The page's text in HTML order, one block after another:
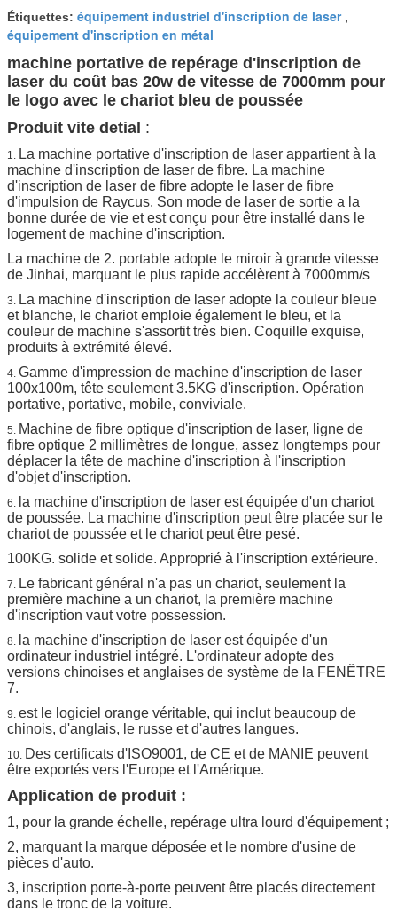
Étiquettes: équipement industriel d'inscription de laser,
équipement d'inscription en métal
machine portative de repérage d'inscription de
laser du coût bas 20w de vitesse de 7000mm pour
le logo avec le chariot bleu de poussée
Produit vite detial :
1. La machine portative d'inscription de laser appartient à la
machine d'inscription de laser de fibre. La machine
d'inscription de laser de fibre adopte le laser de fibre
d'impulsion de Raycus. Son mode de laser de sortie a la
bonne durée de vie et est conçu pour être installé dans le
logement de machine d'inscription.
La machine de 2. portable adopte le miroir à grande vitesse
de Jinhai, marquant le plus rapide accélèrent à 7000mm/s
3. La machine d'inscription de laser adopte la couleur bleue
et blanche, le chariot emploie également le bleu, et la
couleur de machine s'assortit très bien. Coquille exquise,
produits à extrémité élevé.
4. Gamme d'impression de machine d'inscription de laser
100x100m, tête seulement 3.5KG d'inscription. Opération
portative, portative, mobile, conviviale.
5. Machine de fibre optique d'inscription de laser, ligne de
fibre optique 2 millimètres de longue, assez longtemps pour
déplacer la tête de machine d'inscription à l'inscription
d'objet d'inscription.
6. la machine d'inscription de laser est équipée d'un chariot
de poussée. La machine d'inscription peut être placée sur le
chariot de poussée et le chariot peut être pesé.
100KG. solide et solide. Approprié à l'inscription extérieure.
7. Le fabricant général n'a pas un chariot, seulement la
première machine a un chariot, la première machine
d'inscription vaut votre possession.
8. la machine d'inscription de laser est équipée d'un
ordinateur industriel intégré. L'ordinateur adopte des
versions chinoises et anglaises de système de la FENÊTRE
7.
9. est le logiciel orange véritable, qui inclut beaucoup de
chinois, d'anglais, le russe et d'autres langues.
10. Des certificats d'ISO9001, de CE et de MANIE peuvent
être exportés vers l'Europe et l'Amérique.
Application de produit :
1, pour la grande échelle, repérage ultra lourd d'équipement ;
2, marquant la marque déposée et le nombre d'usine de
pièces d'auto.
3, inscription porte-à-porte peuvent être placés directement
dans le tronc de la voiture.